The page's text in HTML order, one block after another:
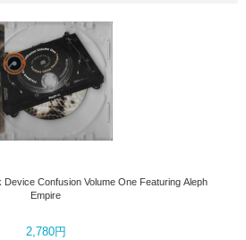
Device Confusion Volume One Featuring Aleph
Empire
2,780円